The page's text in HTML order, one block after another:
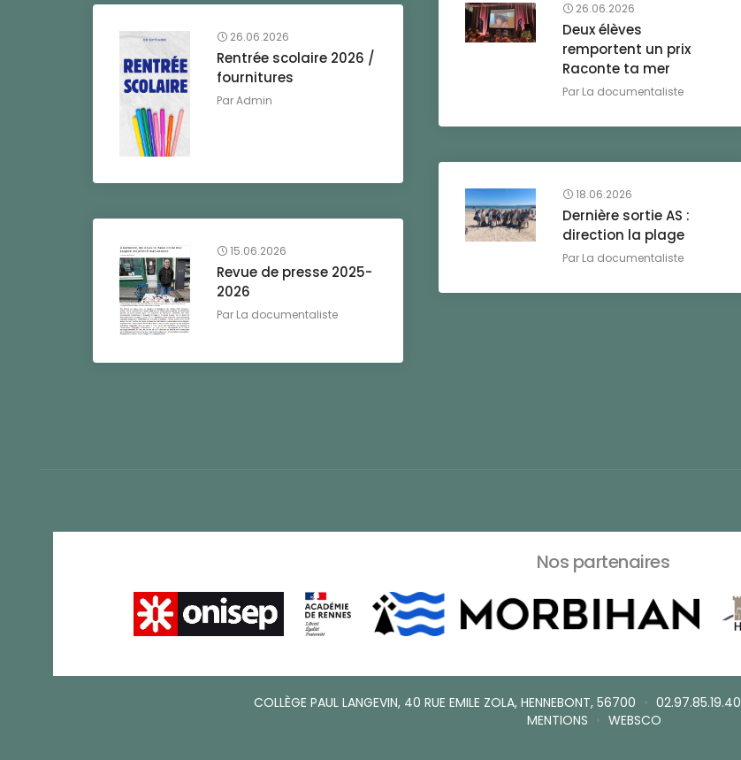
26.06.2026
Deux élèves
remportent un prix
Raconte ta mer
Par La documentaliste
26.06.2026
Rentrée scolaire 2026 /
fournitures
ParAdmin
18.06.2026
Dernière sortie AS :
direction la plage
Par La documentaliste
15.06.2026
Revue de presse 2025-
2026
Par La documentaliste
Nos partenaires
COLLÈGE PAUL LANGEVIN, 40 RUE EMILE ZOLA, HENNEBONT, 56700 • 02.97.85.19.40
MENTIONS • WEBSCO